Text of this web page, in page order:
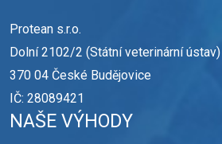
Protean s.r.o.
Dolní 2102/2 (Státní veterinární ústav)
370 04 České Budějovice
IČ: 28089421
NAŠE VÝHODY